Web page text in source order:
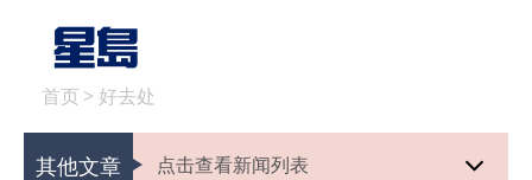
首页 > 好去处
其他文章 点击查看新闻列表